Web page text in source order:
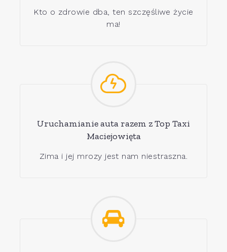
Kto o zdrowie dba, ten szczęśliwe życie
ma!
Uruchamianie auta razem z Top Taxi
Maciejowięta
Zima i jej mrozy jest nam niestraszna.